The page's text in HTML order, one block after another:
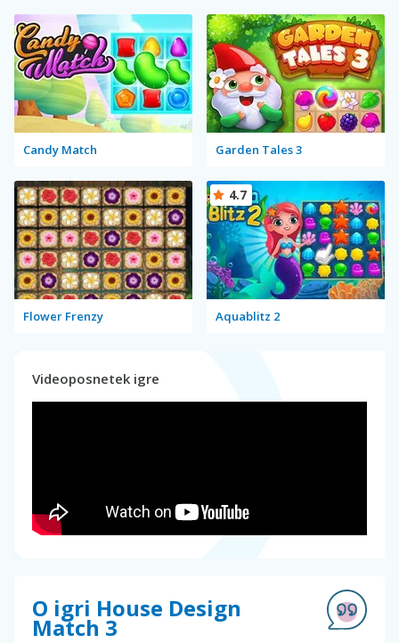
Candy Match Garden Tales 3
Flower Frenzy Aquablitz 2
4.7
Videoposnetek igre
O igri House Design
Match 3